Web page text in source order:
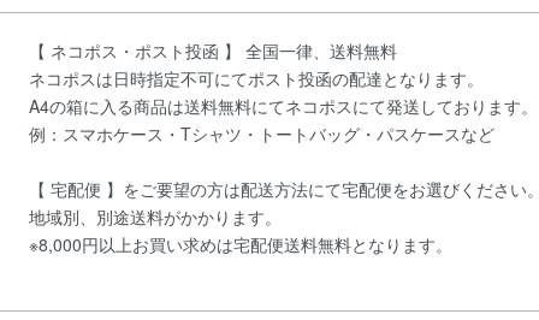
【 ネコポス・ポスト投函 】 全国一律、送料無料
ネコポスは日時指定不可にてポスト投函の配達となります。
A4の箱に入る商品は送料無料にてネコポスにて発送しております。
例：スマホケース・Tシャツ・トートバッグ・パスケースなど
【 宅配便 】をご要望の方は配送方法にて宅配便をお選びください。
地域別、別途送料がかかります。
※8,000円以上お買い求めは宅配便送料無料となります。